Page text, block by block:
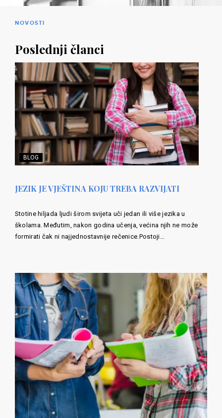
NOVOSTI
Poslednji članci
BLOG
JEZIK JE VJEŠTINA KOJU TREBA RAZVIJATI
Stotine hiljada ljudi širom svijeta uči jedan ili više jezika u
školama. Međutim, nakon godina učenja, većina njih ne može
formirati čak ni najjednostavnije rečenice.Postoji…